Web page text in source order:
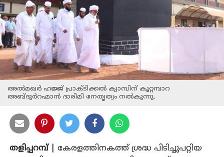
അല്‍മഖര്‍ ഹജ്ജ് പ്രാക്ടിക്കല്‍ ക്യാമ്പിന് കൂറ്റമ്പാറ
അബ്ദുര്‍റഹ്മാന്‍ ദാരിമി നേതൃത്വം നല്‍കുന്നു.
തളിപ്പറമ്പ് |
കേരളത്തിനകത്ത് ശ്രദ്ധ പിടിച്ചുപറ്റിയ